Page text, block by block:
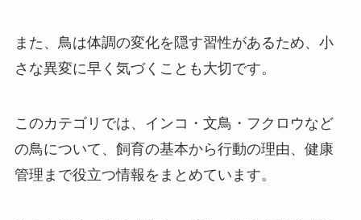
また、鳥は体調の変化を隠す習性があるため、小
さな異変に早く気づくことも大切です。
このカテゴリでは、インコ・文鳥・フクロウなど
の鳥について、飼育の基本から行動の理由、健康
管理まで役立つ情報をまとめています。